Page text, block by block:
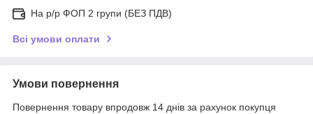
На р/р ФОП 2 групи (БЕЗ ПДВ)
Всі умови оплати
Умови повернення
Повернення товару впродовж 14 днів за рахунок покупця